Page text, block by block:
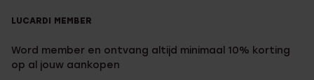
LUCARDI MEMBER
Word member en ontvang altijd minimaal 10% korting
op al jouw aankopen